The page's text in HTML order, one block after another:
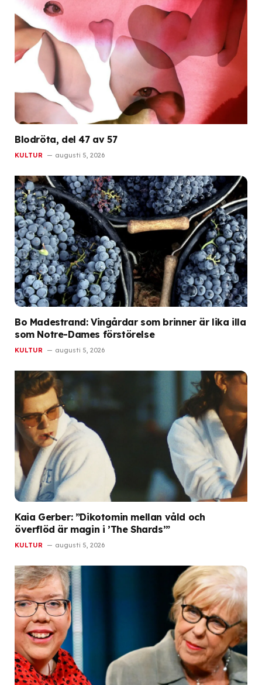
Blodröta, del 47 av 57
KULTUR augusti 5, 2026
Bo Madestrand: Vingårdar som brinner är lika illa
som Notre-Dames förstörelse
KULTUR augusti 5, 2026
Kaia Gerber: ”Dikotomin mellan våld och
överflöd är magin i ’The Shards’”
KULTUR augusti 5, 2026